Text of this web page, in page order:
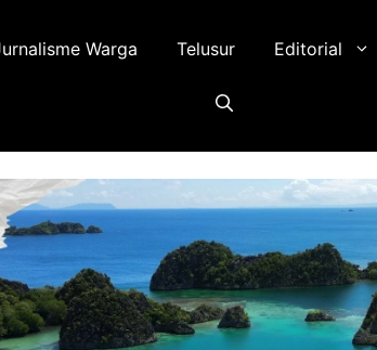
Warga Telusur Editorial